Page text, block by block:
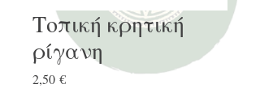
Τοπική κρητική
ρίγανη
2,50 €Τιμή